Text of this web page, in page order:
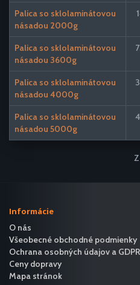
Palica so sklolaminátovou
násadou 2000g
Palica so sklolaminátovou
násadou 3600g
Palica so sklolaminátovou
násadou 4000g
Palica so sklolaminátovou
násadou 5000g
Informácie
O nás
Všeobecné obchodné podmienky
Ochrana osobných údajov a GDPR
Ceny dopravy
Mapa stránok